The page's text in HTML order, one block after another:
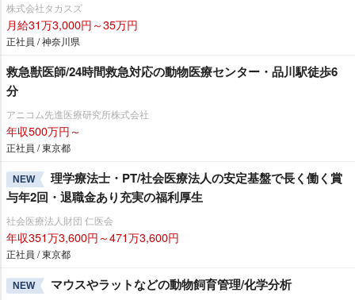
株式会社タカスズ
月給31万3,000円～35万円
正社員 / 神奈川県
救急獣医師/24時間救急対応の動物医療センター・品川駅徒歩6
分
アニコム先進医療研究所株式会社
年収500万円～
正社員 / 東京都
NEW
理学療法士・PT/社会医療法人の安定基盤で長く働く賞
与年2回・退職金あり充実の福利厚生
社会医療法人財団 仁医会
年収351万3,600円～471万3,600円
正社員 / 東京都
NEW マウスやラットなどの動物飼育管理/化学分析